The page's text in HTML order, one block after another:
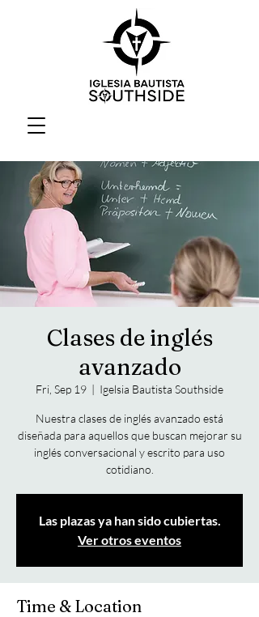
Clases de inglés
avanzado
Fri, Sep 19
  |
Igelsia Bautista Southside
Nuestra clases de inglés avanzado está
diseñada para aquellos que buscan mejorar su
inglés conversacional y escrito para uso
cotidiano.
Las plazas ya han sido cubiertas.
Ver otros eventos
Time & Location